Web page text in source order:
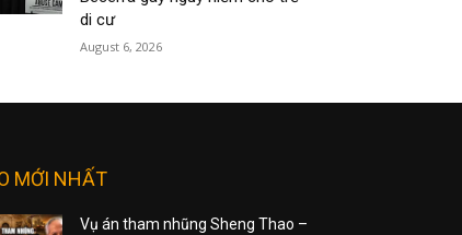
di cư
August 6, 2026
MỚI NHẤT
Vụ án tham nhũng Sheng Thao –